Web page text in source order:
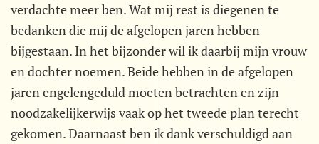
verdachte meer ben. Wat mij rest is diegenen te
bedanken die mij de afgelopen jaren hebben
bijgestaan. In het bijzonder wil ik daarbij mijn vrouw
en dochter noemen. Beide hebben in de afgelopen
jaren engelengeduld moeten betrachten en zijn
noodzakelijkerwijs vaak op het tweede plan terecht
gekomen. Daarnaast ben ik dank verschuldigd aan